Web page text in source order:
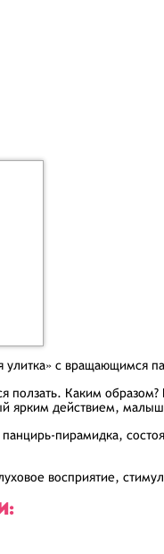
улитка» с вращающимся
Каким образом?
ярким действием,
пирамидка,
восприятие,